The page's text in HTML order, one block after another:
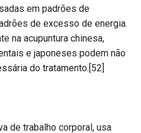
em padrões de
de excesso de energia.
na acupuntura chinesa,
e japoneses podem não
do tratamento.[52]
de trabalho corporal, usa